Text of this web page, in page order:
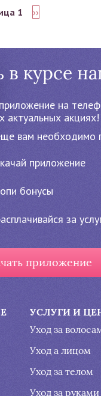
1
Следующая
››
в курсе
на
актуальных акциях!
вам необходимо
приложение
бонусы
за
приложение
УСЛУГИ И
Уход за
Уход а лицом
Уход за телом
Уход за